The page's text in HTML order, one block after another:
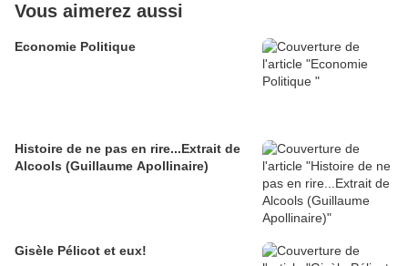
Vous aimerez aussi
Economie Politique
Histoire de ne pas en rire...Extrait de
Alcools (Guillaume Apollinaire)
Gisèle Pélicot et eux!